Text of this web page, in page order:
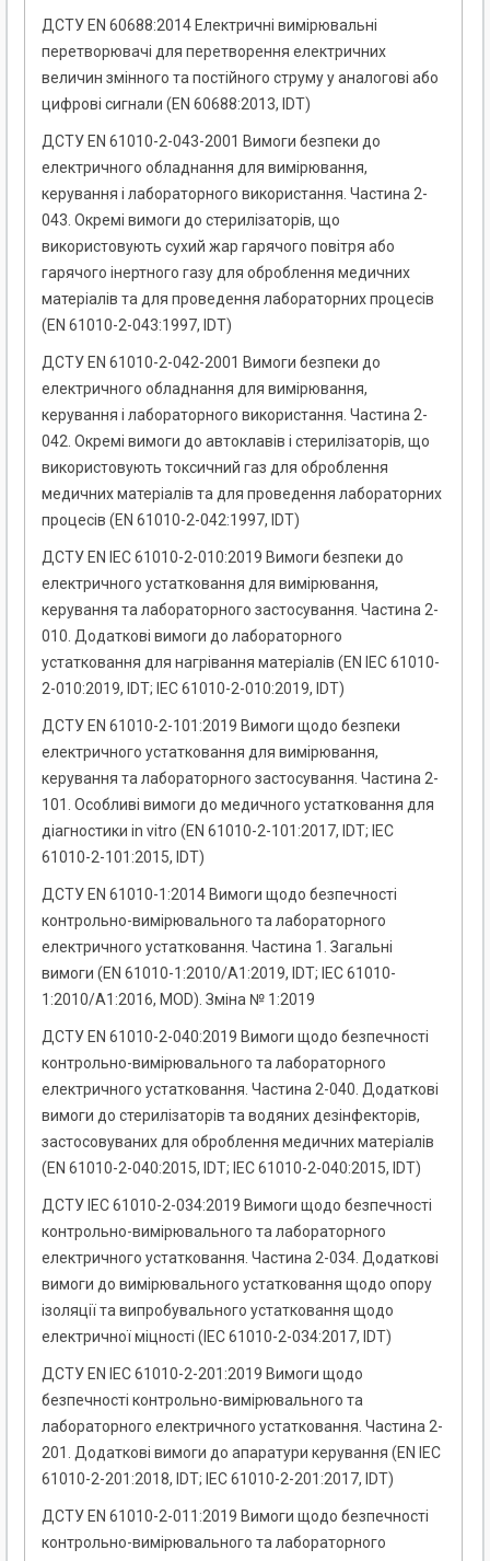
ДСТУ EN 60688:2014 Електричні вимірювальні
перетворювачі для перетворення електричних
величин змінного та постійного струму у аналогові або
цифрові сигнали (EN 60688:2013, IDT)
ДСТУ EN 61010-2-043-2001 Вимоги безпеки до
електричного обладнання для вимірювання,
керування і лабораторного використання. Частина 2-
043. Окремі вимоги до стерилізаторів, що
використовують сухий жар гарячого повітря або
гарячого інертного газу для оброблення медичних
матеріалів та для проведення лабораторних процесів
(EN 61010-2-043:1997, IDT)
ДСТУ EN 61010-2-042-2001 Вимоги безпеки до
електричного обладнання для вимірювання,
керування і лабораторного використання. Частина 2-
042. Окремі вимоги до автоклавів і стерилізаторів, що
використовують токсичний газ для оброблення
медичних матеріалів та для проведення лабораторних
процесів (EN 61010-2-042:1997, IDT)
ДСТУ EN IEC 61010-2-010:2019 Вимоги безпеки до
електричного устатковання для вимірювання,
керування та лабораторного застосування. Частина 2-
010. Додаткові вимоги до лабораторного
устатковання для нагрівання матеріалів (EN IEC 61010-
2-010:2019, IDT; IEC 61010-2-010:2019, IDT)
ДСТУ EN 61010-2-101:2019 Вимоги щодо безпеки
електричного устатковання для вимірювання,
керування та лабораторного застосування. Частина 2-
101. Особливі вимоги до медичного устатковання для
діагностики in vitro (EN 61010-2-101:2017, IDT; IEC
61010-2-101:2015, IDT)
ДСТУ EN 61010-1:2014 Вимоги щодо безпечності
контрольно-вимірювального та лабораторного
електричного устатковання. Частина 1. Загальні
вимоги (EN 61010-1:2010/A1:2019, IDT; IEC 61010-
1:2010/A1:2016, MOD). Зміна № 1:2019
ДСТУ EN 61010-2-040:2019 Вимоги щодо безпечності
контрольно-вимірювального та лабораторного
електричного устатковання. Частина 2-040. Додаткові
вимоги до стерилізаторів та водяних дезінфекторів,
застосовуваних для оброблення медичних матеріалів
(EN 61010-2-040:2015, IDT; IEC 61010-2-040:2015, IDT)
ДСТУ IEC 61010-2-034:2019 Вимоги щодо безпечності
контрольно-вимірювального та лабораторного
електричного устатковання. Частина 2-034. Додаткові
вимоги до вимірювального устатковання щодо опору
ізоляції та випробувального устатковання щодо
електричної міцності (IEC 61010-2-034:2017, IDT)
ДСТУ EN IEC 61010-2-201:2019 Вимоги щодо
безпечності контрольно-вимірювального та
лабораторного електричного устатковання. Частина 2-
201. Додаткові вимоги до апаратури керування (EN IEC
61010-2-201:2018, IDT; IEC 61010-2-201:2017, IDT)
ДСТУ EN 61010-2-011:2019 Вимоги щодо безпечності
контрольно-вимірювального та лабораторного